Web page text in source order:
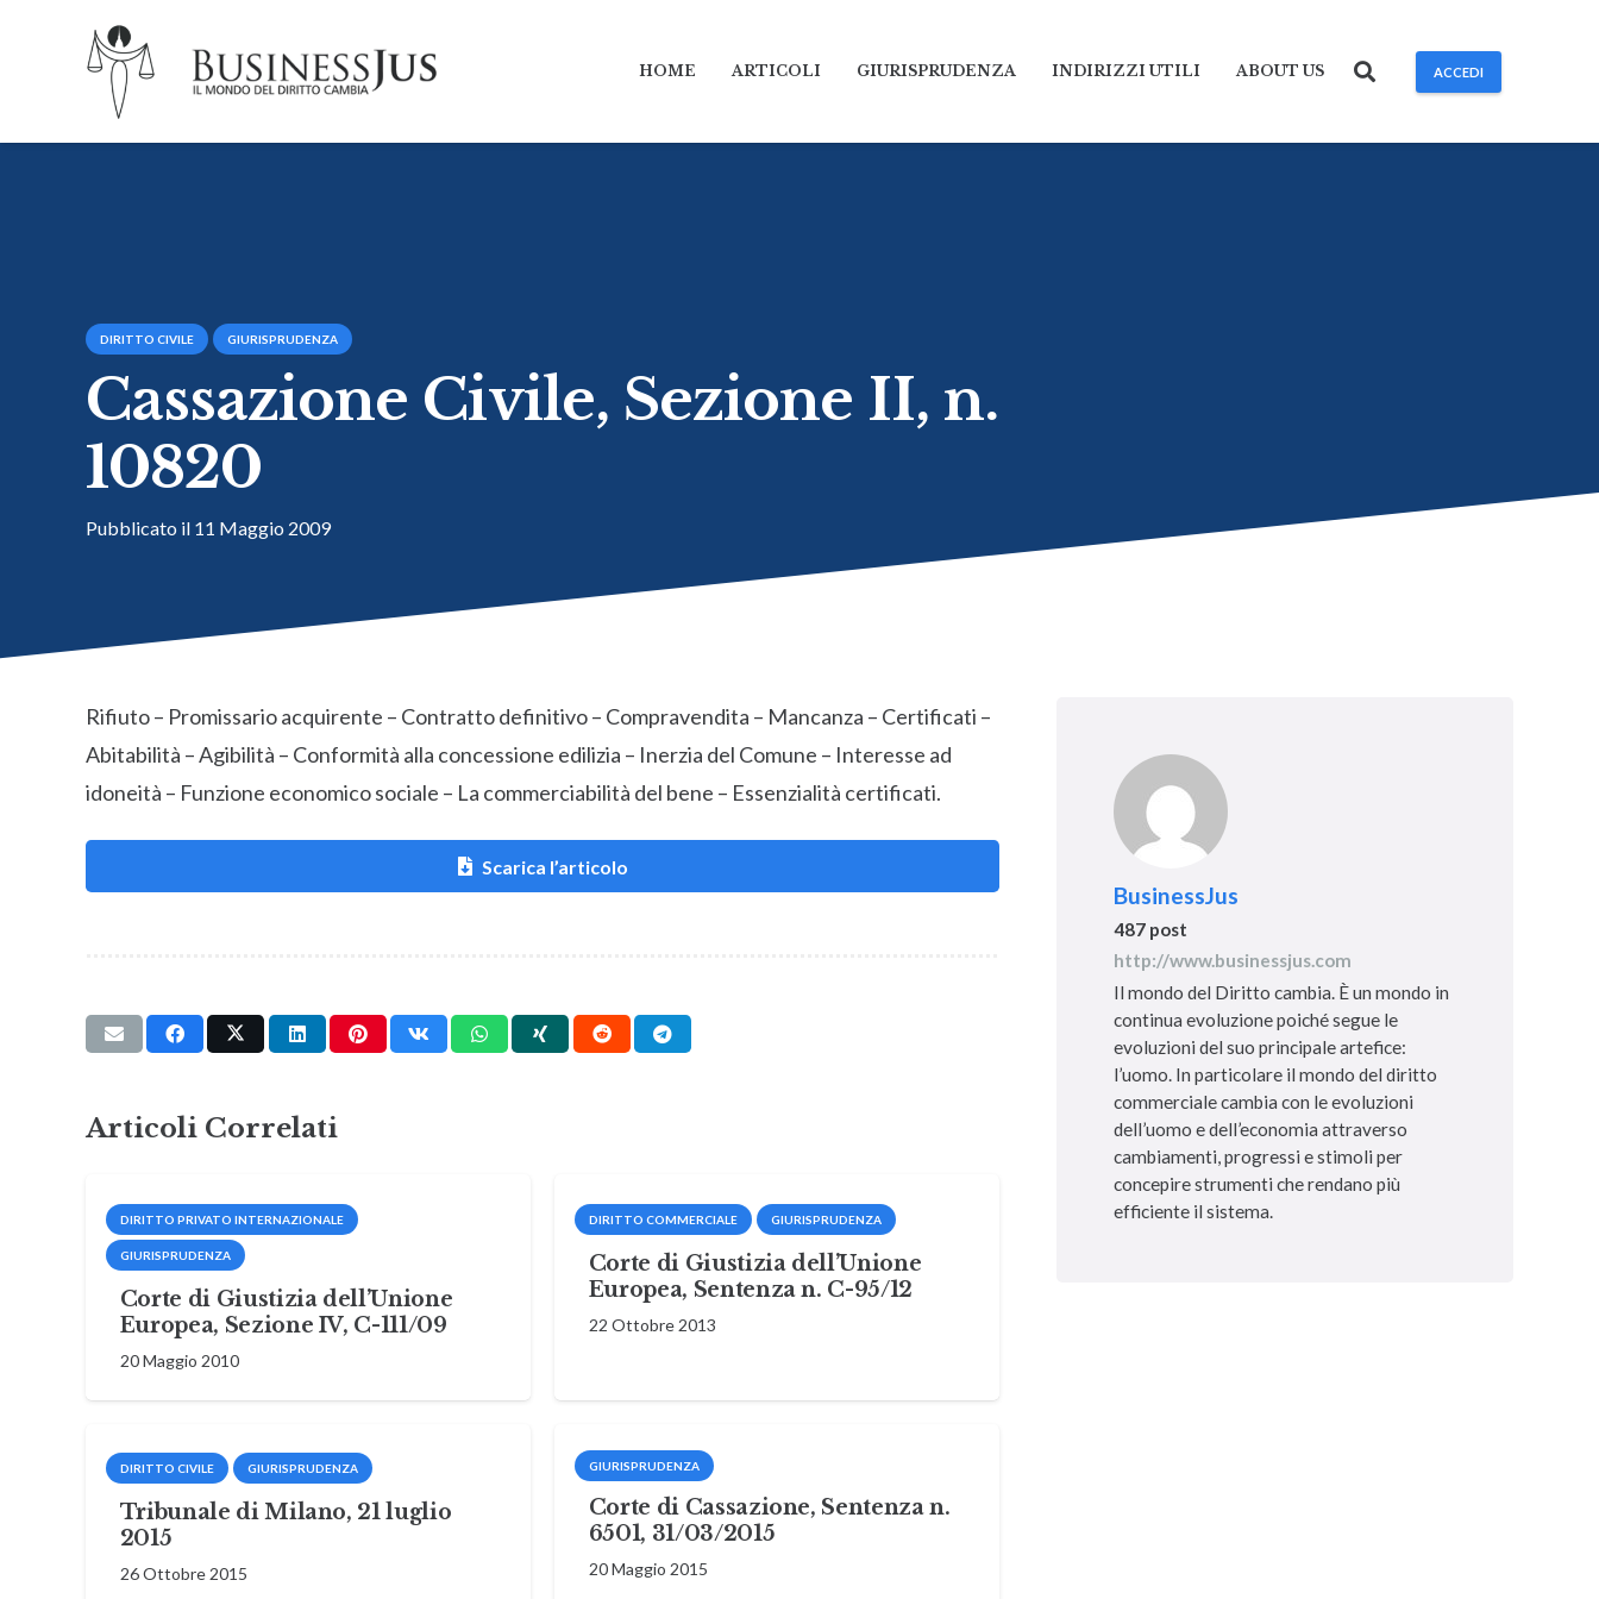
HOME ARTICOLI GIURISPRUDENZA INDIRIZZI UTILI ABOUT US ACCEDI
DIRITTO CIVILE GIURISPRUDENZA
Cassazione Civile, Sezione II, n.
10820
Pubblicato il 11 Maggio 2009
Rifiuto – Promissario acquirente – Contratto definitivo – Compravendita – Mancanza – Certificati –
Abitabilità – Agibilità – Conformità alla concessione edilizia – Inerzia del Comune – Interesse ad
idoneità – Funzione economico sociale – La commerciabilità del bene – Essenzialità certificati.
Scarica l’articolo
Articoli Correlati
DIRITTO PRIVATO INTERNAZIONALE
GIURISPRUDENZA
Corte di Giustizia dell’Unione
Europea, Sezione IV, C-111/09
20 Maggio 2010
DIRITTO COMMERCIALE GIURISPRUDENZA
Corte di Giustizia dell’Unione
Europea, Sentenza n. C-95/12
22 Ottobre 2013
DIRITTO CIVILE GIURISPRUDENZA
Tribunale di Milano, 21 luglio
2015
26 Ottobre 2015
GIURISPRUDENZA
Corte di Cassazione, Sentenza n.
6501, 31/03/2015
20 Maggio 2015
BusinessJus
487 post
http://www.businessjus.com
Il mondo del Diritto cambia. È un mondo in
continua evoluzione poiché segue le
evoluzioni del suo principale artefice:
l’uomo. In particolare il mondo del diritto
commerciale cambia con le evoluzioni
dell’uomo e dell’economia attraverso
cambiamenti, progressi e stimoli per
concepire strumenti che rendano più
efficiente il sistema.